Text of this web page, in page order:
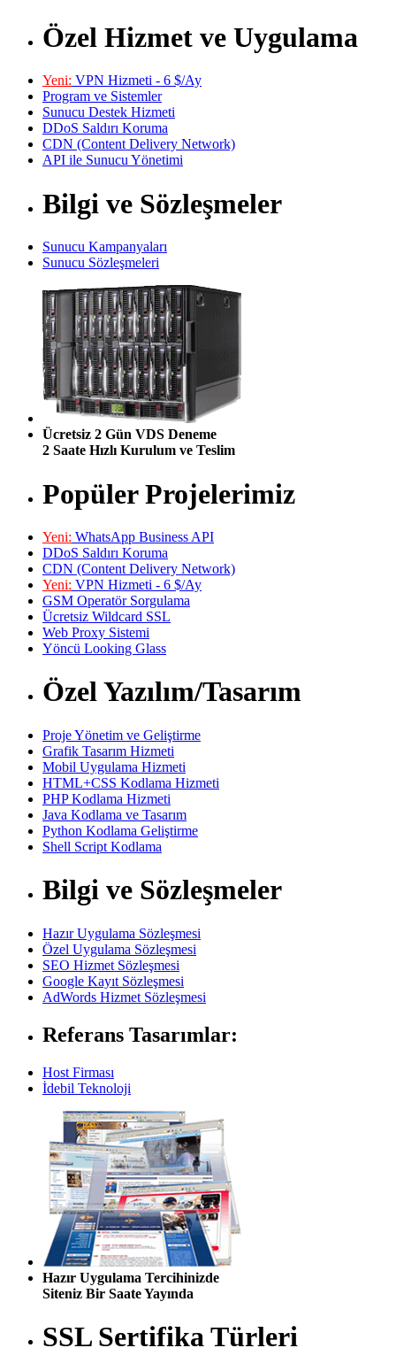
Özel Hizmet ve Uygulama
Yeni: VPN Hizmeti - 6 $/Ay
Program ve Sistemler
Sunucu Destek Hizmeti
DDoS Saldırı Koruma
CDN (Content Delivery Network)
API ile Sunucu Yönetimi
Bilgi ve Sözleşmeler
Sunucu Kampanyaları
Sunucu Sözleşmeleri
Ücretsiz 2 Gün VDS Deneme
2 Saate Hızlı Kurulum ve Teslim
Popüler Projelerimiz
Yeni: WhatsApp Business API
DDoS Saldırı Koruma
CDN (Content Delivery Network)
Yeni: VPN Hizmeti - 6 $/Ay
GSM Operatör Sorgulama
Ücretsiz Wildcard SSL
Web Proxy Sistemi
Yöncü Looking Glass
Özel Yazılım/Tasarım
Proje Yönetim ve Geliştirme
Grafik Tasarım Hizmeti
Mobil Uygulama Hizmeti
HTML+CSS Kodlama Hizmeti
PHP Kodlama Hizmeti
Java Kodlama ve Tasarım
Python Kodlama Geliştirme
Shell Script Kodlama
Bilgi ve Sözleşmeler
Hazır Uygulama Sözleşmesi
Özel Uygulama Sözleşmesi
SEO Hizmet Sözleşmesi
Google Kayıt Sözleşmesi
AdWords Hizmet Sözleşmesi
Referans Tasarımlar:
Host Firması
İdebil Teknoloji
Hazır Uygulama Tercihinizde
Siteniz Bir Saate Yayında
SSL Sertifika Türleri